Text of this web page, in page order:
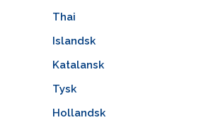
Thai
Islandsk
Katalansk
Tysk
Hollandsk